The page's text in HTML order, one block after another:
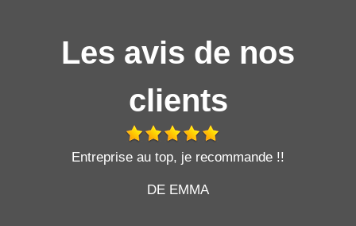
Les avis de nos
clients
Entreprise au top, je recommande !!
DE EMMA